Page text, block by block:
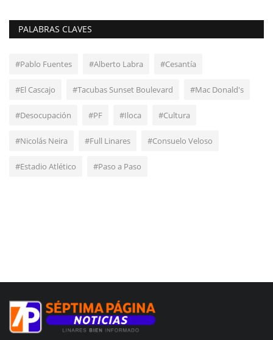
PALABRAS CLAVES
#Pablo Fuentes #Alberto Labra #Cesantía
#El Cascajo #Tacubas Sunset Boulevard #Mac Donald's
#Desocupación #PF #Iloca #Cultura
#Nicolás Neira #Full Linares #Consuelo Veloso
#Estadio Atlético #Paso a Paso